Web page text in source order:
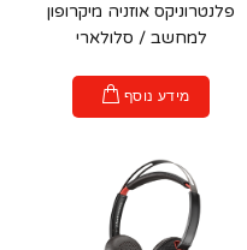
פלנטרוניקס אוזניה מיקרופון
למחשב / סלולארי
מידע נוסף